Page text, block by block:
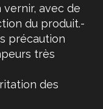
vernir, avec de
du produit.-
précaution
très
des